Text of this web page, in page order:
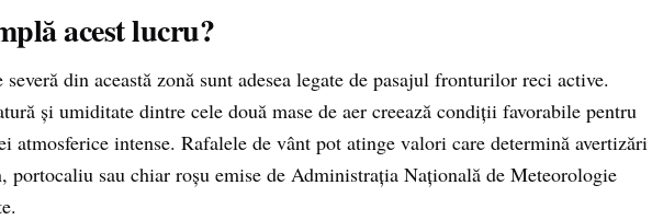
acest lucru?
din această zonă sunt adesea legate de pasajul fronturilor reci active.
și umiditate dintre cele două mase de aer creează condiții favorabile pentru
atmosferice intense. Rafalele de vânt pot atinge valori care determină avertizări
portocaliu sau chiar roșu emise de Administrația Națională de Meteorologie